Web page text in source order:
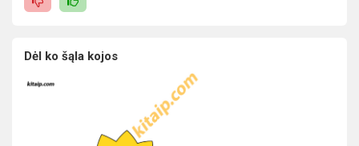
Dėl ko šąla kojos